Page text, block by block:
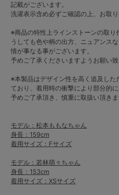
記載がございます。
洗濯表示含め必ずご確認の上、お取り
※商品の特性上ラインストーンの取
うしても色や柄の出方、ニュアンス
情が事なる事がございます。
予めご了承くださいますようお願い致
※本製品はデザイン性を高く追及した
ており、着用時の衝撃により部分的
予めご了承頂き、慎重に取扱い頂きま
モデル：松本ももなちゃん
身長：159cm
着用サイズ：Fサイズ
モデル：若林萌々ちゃん
身長：153cm
着用サイズ：XSサイズ